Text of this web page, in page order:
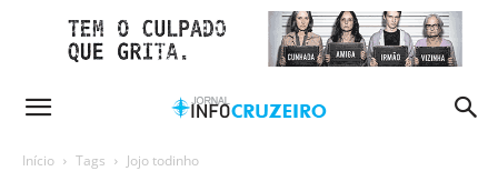
Início Tags Jojo todinho